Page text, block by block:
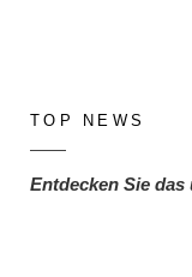
TOP NEWS
Entdecken Sie das